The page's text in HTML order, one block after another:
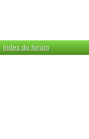
Index du forum